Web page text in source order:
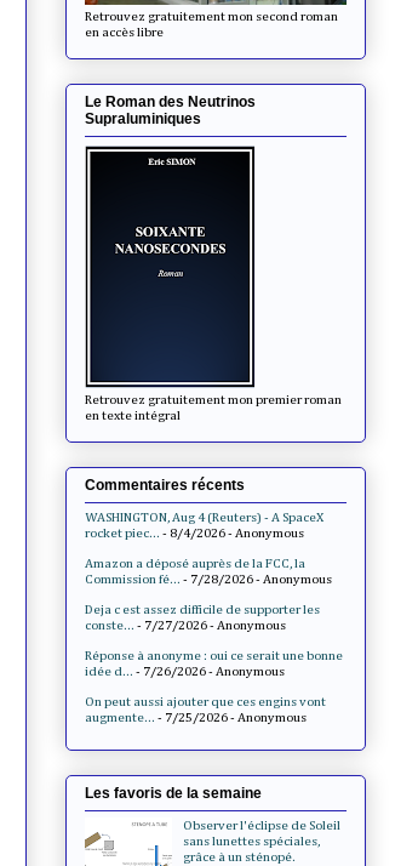
Retrouvez gratuitement mon second roman
en accès libre
Le Roman des Neutrinos
Supraluminiques
Retrouvez gratuitement mon premier roman
en texte intégral
Commentaires récents
WASHINGTON, Aug 4 (Reuters) - A SpaceX
rocket piec... - 8/4/2026- Anonymous
Amazon a déposé auprès de la FCC, la
Commission fé... - 7/28/2026- Anonymous
Deja c est assez difficile de supporter les
conste... - 7/27/2026- Anonymous
Réponse à anonyme : oui ce serait une bonne
idée d... - 7/26/2026- Anonymous
On peut aussi ajouter que ces engins vont
augmente... - 7/25/2026- Anonymous
Les favoris de la semaine
Observer l'éclipse de Soleil
sans lunettes spéciales,
grâce à un sténopé.